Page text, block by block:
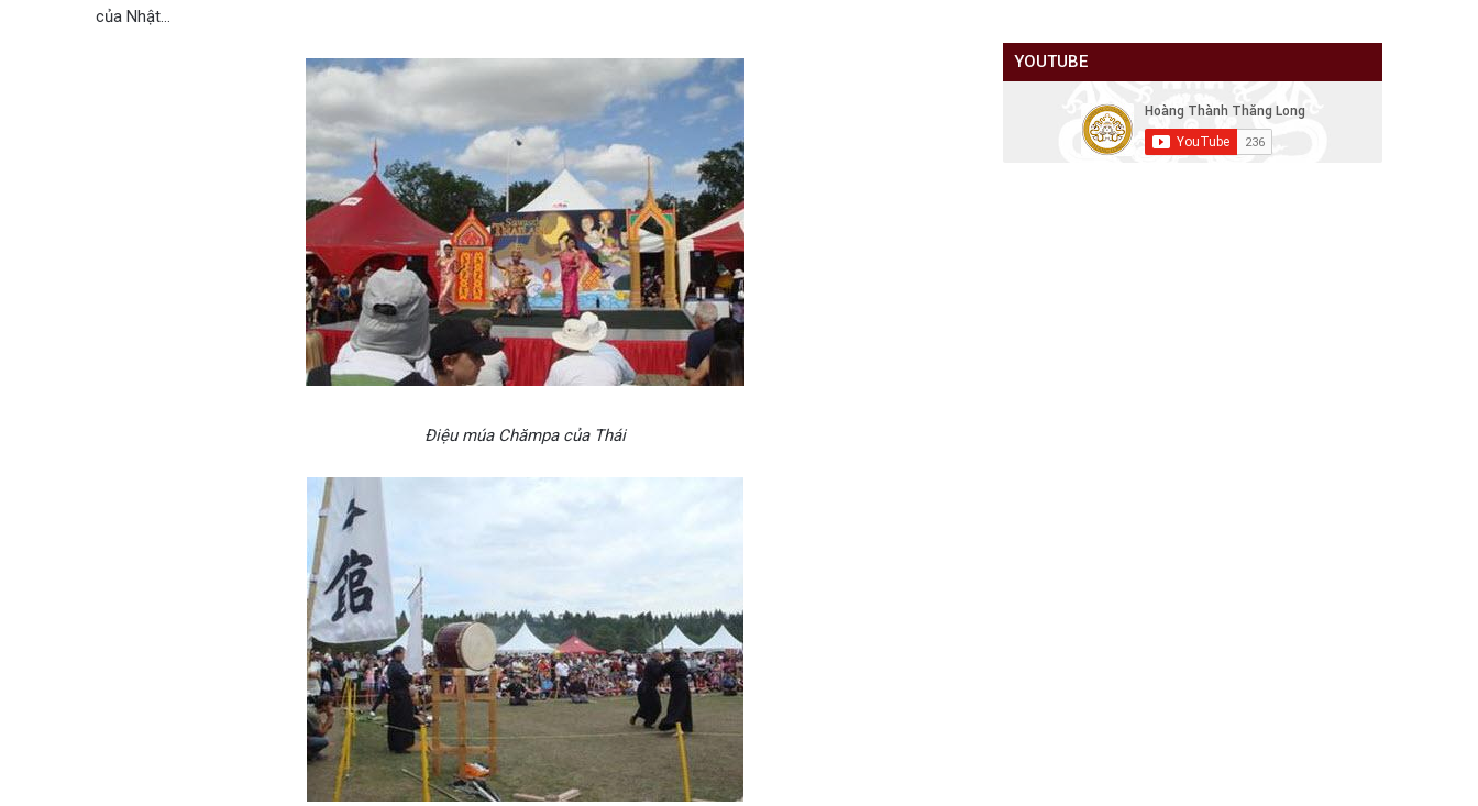
của Nhật…
Điệu múa Chămpa của Thái
YOUTUBE